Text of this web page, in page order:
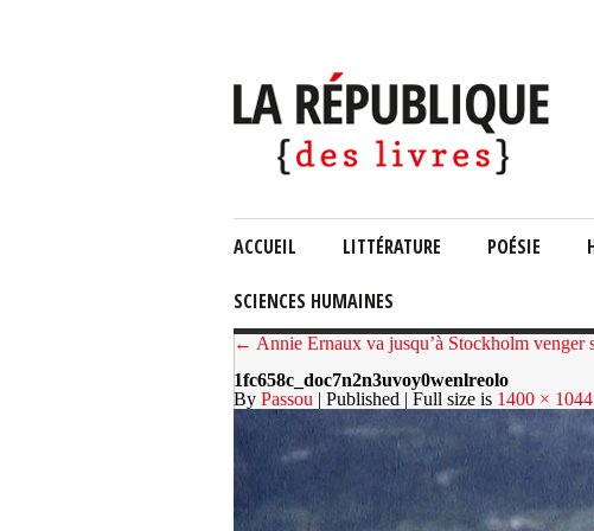
ACCUEIL LITTÉRATURE POÉSIE
SCIENCES HUMAINES
← Annie Ernaux va jusqu’à Stockholm venger
1fc658c_doc7n2n3uvoy0wenlreolo
By Passou | Published | Full size is 1400 × 1044